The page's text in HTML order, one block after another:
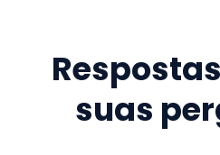
suas